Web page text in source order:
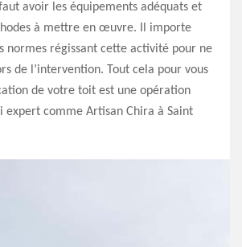
avoir les équipements adéquats et
à mettre en œuvre. Il importe
normes régissant cette activité pour ne
de l’intervention. Tout cela pour vous
de votre toit est une opération
expert comme Artisan Chira à Saint